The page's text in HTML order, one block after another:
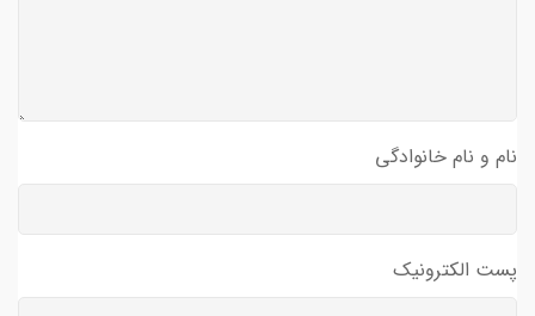
نام و نام خانوادگی
پست الکترونیک